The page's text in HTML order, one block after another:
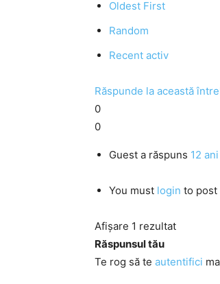
Oldest First
Random
Recent activ
Răspunde la această
0
0
Guest a răspuns 12
You must login to post
Afișare 1 rezultat
Răspunsul tău
Te rog să te autentifici